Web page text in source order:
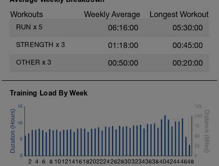
5. Puente de glúteos con balón medicinal
(10-12 repeticiones)
6. V dinámica con peso (12-15
Workouts Weekly Average Longest Workout
RUN x 5 06:16:00 05:30:00
STRENGTH x 3 01:18:00 00:45:00
OTHER x 3 00:50:00 00:20:00
Training Load By Week
2 4 6 8 10 121416 18202224262830323436384042444648
0
5
10
15
0
25
50
75
100
125